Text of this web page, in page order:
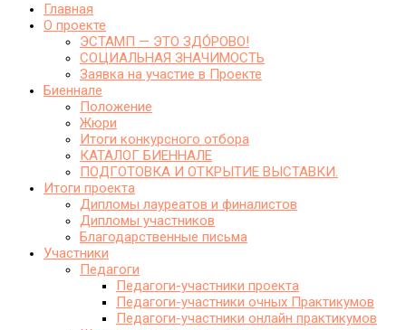
Главная
О проекте
ЭСТАМП — ЭТО ЗДО́РОВО!
СОЦИАЛЬНАЯ ЗНАЧИМОСТЬ
Заявка на участие в Проекте
Биеннале
Положение
Жюри
Итоги конкурсного отбора
КАТАЛОГ БИЕННАЛЕ
ПОДГОТОВКА И ОТКРЫТИЕ ВЫСТАВКИ.
Итоги проекта
Дипломы лауреатов и финалистов
Дипломы участников
Благодарственные письма
Участники
Педагоги
Педагоги-участники проекта
Педагоги-участники очных Практикумов
Педагоги-участники онлайн практикумов